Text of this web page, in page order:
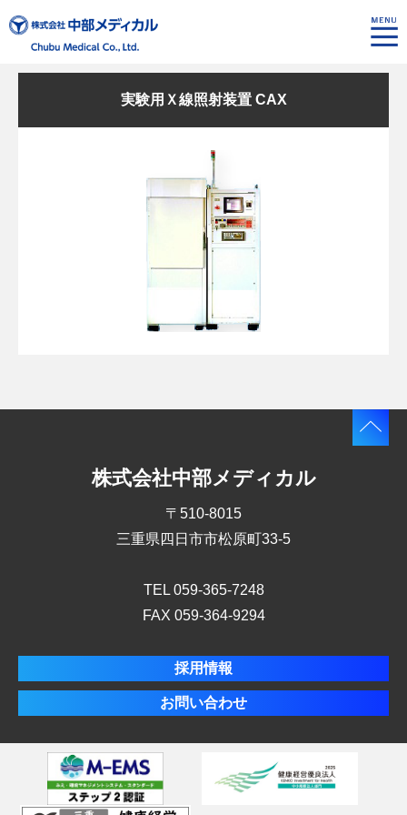
実験用Ｘ線照射装置 CAX
株式会社中部メディカル
〒510-8015
三重県四日市市松原町33-5
TEL 059-365-7248
FAX 059-364-9294
採用情報
お問い合わせ